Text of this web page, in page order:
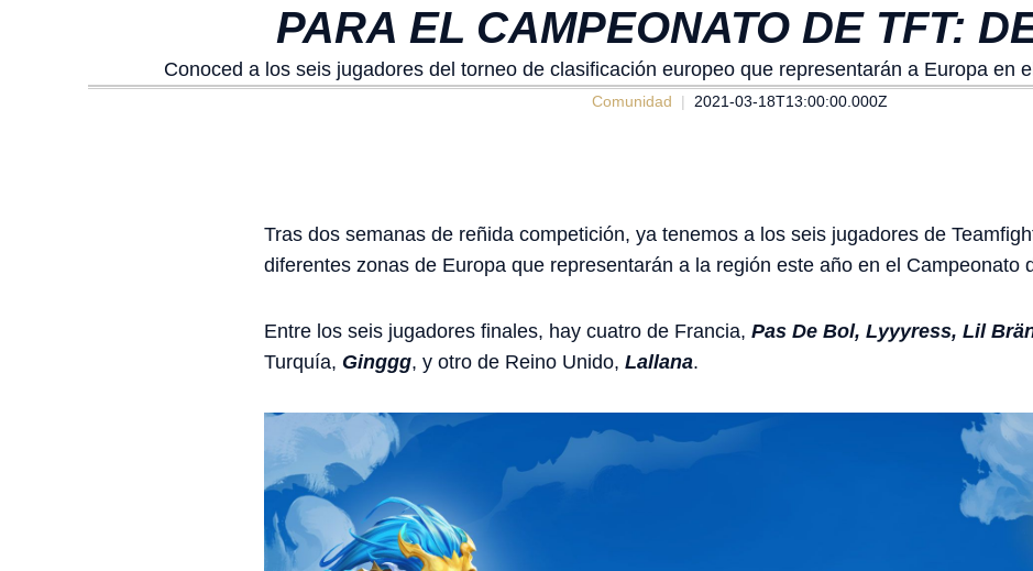
PARA EL CAMPEONATO DE TFT:
Conoced a los seis jugadores del torneo de clasificación europeo que representarán a Europa en
Comunidad 2021-03-18T13:00:00.000Z
Tras dos semanas de reñida competición, ya tenemos a los seis jugadores de
diferentes zonas de Europa que representarán a la región este año en el Campeonato
Entre los seis jugadores finales, hay cuatro de Francia, Pas De Bol, Lyyyress, Lil
Turquía, Ginggg, y otro de Reino Unido, Lallana.